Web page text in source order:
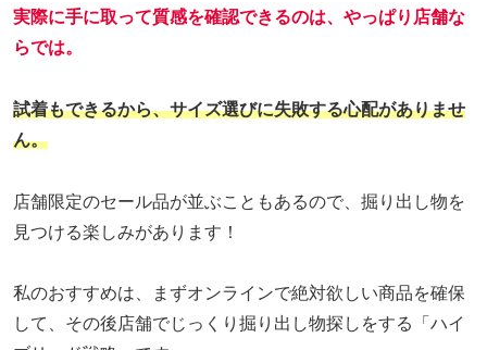
実際に手に取って質感を確認できるのは、やっぱり店舗な
らでは。
試着もできるから、サイズ選びに失敗する心配がありませ
ん。
店舗限定のセール品が並ぶこともあるので、掘り出し物を
見つける楽しみがあります！
私のおすすめは、まずオンラインで絶対欲しい商品を確保
して、その後店舗でじっくり掘り出し物探しをする「ハイ